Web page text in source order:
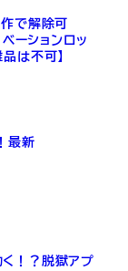
作で解除可
ーションロッ
は不可】
最新
！？脱獄アプ